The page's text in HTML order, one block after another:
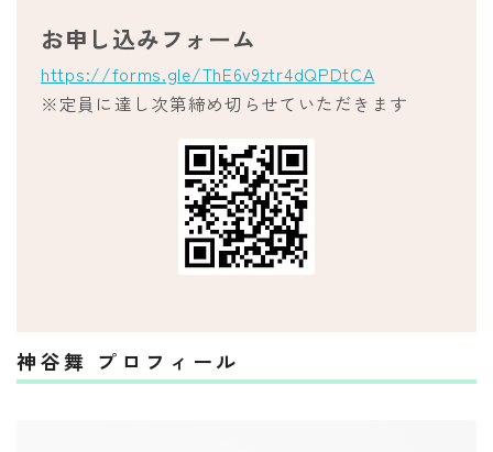
お申し込みフォーム
https://forms.gle/ThE6v9ztr4dQPDtCA
※定員に達し次第締め切らせていただきます
神谷舞 プロフィール